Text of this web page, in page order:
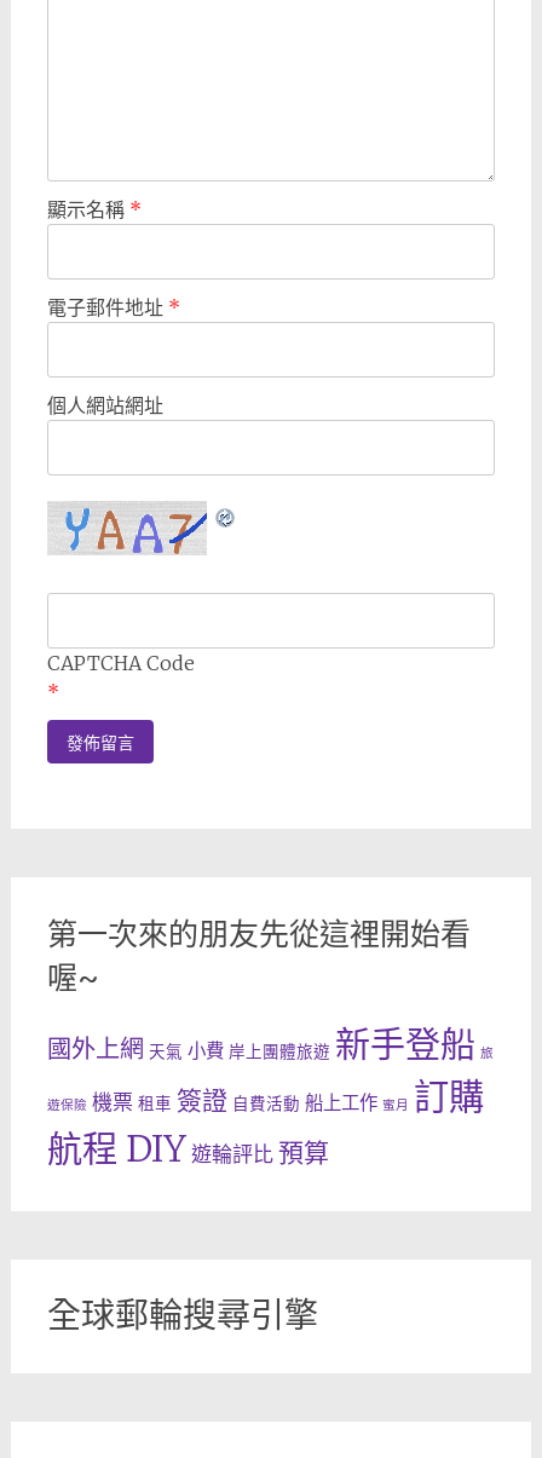
顯示名稱 *
電子郵件地址 *
個人網站網址
CAPTCHA Code
*
第一次來的朋友先從這裡開始看
喔~
國外上網 天氣 小費 岸上團體旅遊 新手登船 旅
遊保險 機票 租車 簽證 自費活動 船上工作 蜜月 訂購
航程 DIY遊輪評比預算
全球郵輪搜尋引擎